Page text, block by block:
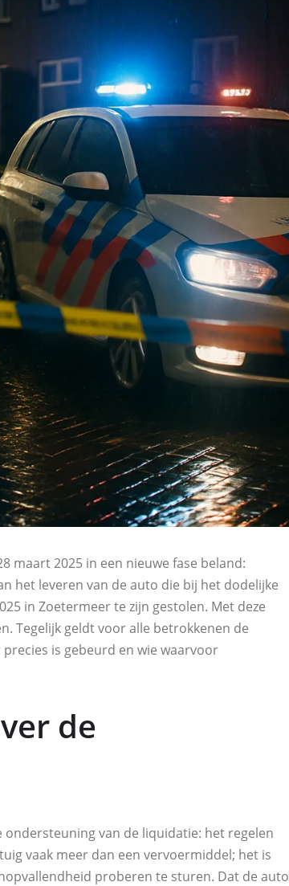
maart 2025 in een nieuwe fase beland:
het leveren van de auto die bij het dodelijke
in Zoetermeer te zijn gestolen. Met deze
Tegelijk geldt voor alle betrokkenen de
is gebeurd en wie waarvoor
de
van de liquidatie: het regelen
vaak meer dan een vervoermiddel; het is
proberen te sturen. Dat de auto